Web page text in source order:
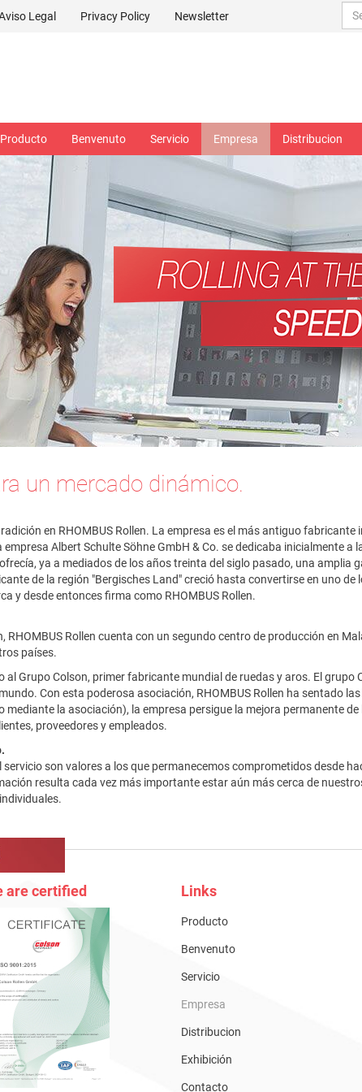
Legal Privacy Policy Newsletter
Benvenuto Servicio Empresa Distribucion
Producto
un mercado dinámico.
en RHOMBUS Rollen. La empresa es el más antiguo
Albert Schulte Söhne GmbH & Co. se dedicaba inicialmente a
ya a mediados de los años treinta del siglo pasado, una amplia
de la región "Bergisches Land" creció hasta convertirse en uno de
y desde entonces firma como RHOMBUS Rollen.
RHOMBUS Rollen cuenta con un segundo centro de producción en
países.
al Grupo Colson, primer fabricante mundial de ruedas y aros. El
Con esta poderosa asociación, RHOMBUS Rollen ha sentado
la asociación), la empresa persigue la mejora permanente
proveedores y empleados.
son valores a los que permanecemos comprometidos desde
resulta cada vez más importante estar aún más cerca de
are certified Links
Producto
Benvenuto
Servicio
Empresa
Distribucion
Exhibición
Contacto